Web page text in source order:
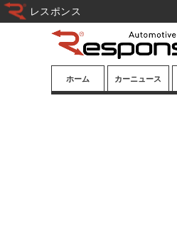
ホーム カーニュース
レスポンス